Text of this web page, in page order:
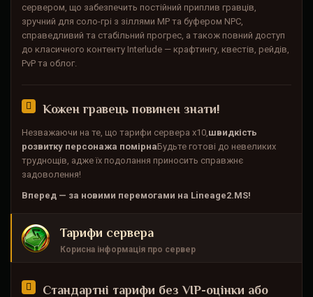
сервером, що забезпечить постійний приплив гравців,
зручний для соло-грі з зіллями MP та буфером NPC,
справедливий та стабільний прогрес, а також повний доступ
до класичного контенту Interlude — крафтингу, квестів, рейдів,
PvP та облог.
Кожен гравець повинен знати!
Незважаючи на те, що тарифи сервера x10,швидкість
розвитку персонажа помірнаБудьте готові до невеликих
труднощів, адже їх подолання приносить справжнє
задоволення!
Вперед — за новими перемогами на Lineage2.MS!
Тарифи сервера
Корисна інформація про сервер
Стандартні тарифи без VIP-оцінки або